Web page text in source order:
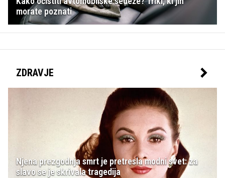
morate poznati
ZDRAVJE
Njena prezgodnja smrt je pretresla modni svet: za
slavo se je skrivala tragedija